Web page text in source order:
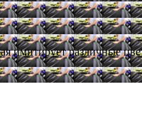
имитирует различные